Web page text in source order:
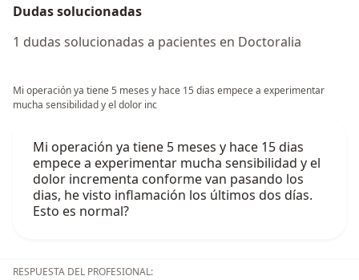
Dudas solucionadas
1 dudas solucionadas a pacientes en Doctoralia
Mi operación ya tiene 5 meses y hace 15 dias empece a experimentar
mucha sensibilidad y el dolor inc
Mi operación ya tiene 5 meses y hace 15 dias
empece a experimentar mucha sensibilidad y el
dolor incrementa conforme van pasando los
dias, he visto inflamación los últimos dos días.
Esto es normal?
RESPUESTA DEL PROFESIONAL: